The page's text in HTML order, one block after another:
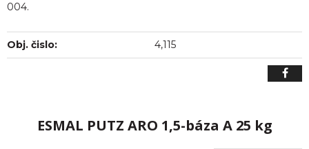
004.
Obj. čislo: 4,115
ESMAL PUTZ ARO 1,5-báza A 25 kg